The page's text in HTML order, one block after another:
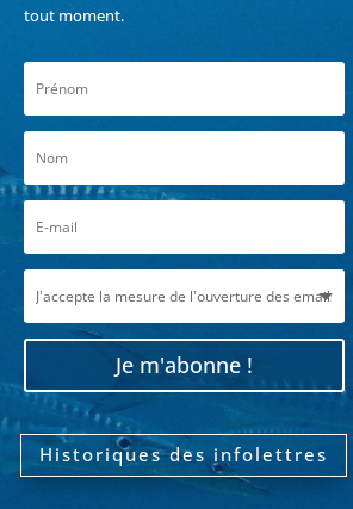
tout moment.
Je m'abonne !
Historiques des infolettres